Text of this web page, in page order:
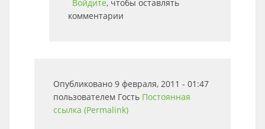
Войдите, чтобы оставлять
комментарии
Опубликовано 9 февраля, 2011 - 01:47
пользователем Гость Постоянная
ссылка (Permalink)